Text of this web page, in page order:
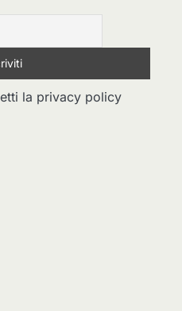
la privacy policy